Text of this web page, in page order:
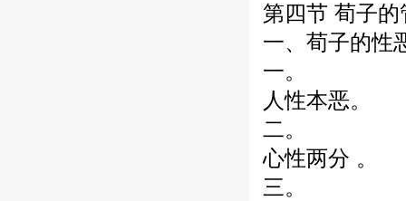
第四节 荀子
一、荀子的性
一。
人性本恶。
二。
心性两分 。
三。